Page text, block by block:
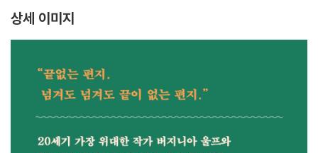
상세 이미지